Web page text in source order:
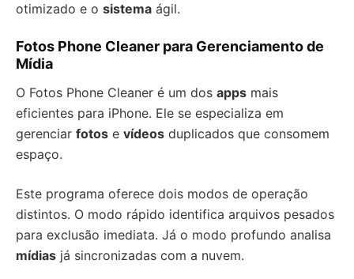
otimizado e o sistema ágil.
Fotos Phone Cleaner para Gerenciamento de
Mídia
O Fotos Phone Cleaner é um dos apps mais
eficientes para iPhone. Ele se especializa em
gerenciar fotos e vídeos duplicados que consomem
espaço.
Este programa oferece dois modos de operação
distintos. O modo rápido identifica arquivos pesados
para exclusão imediata. Já o modo profundo analisa
mídias já sincronizadas com a nuvem.